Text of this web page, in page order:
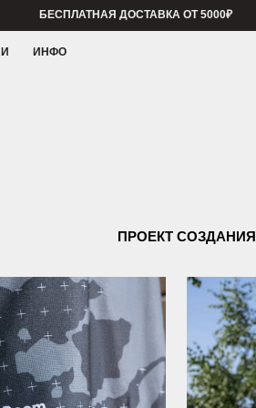
ИНФО
БЕСПЛАТНАЯ ДОСТАВКА ОТ 5000₽
ПРОЕКТ СОЗДАНИЯ